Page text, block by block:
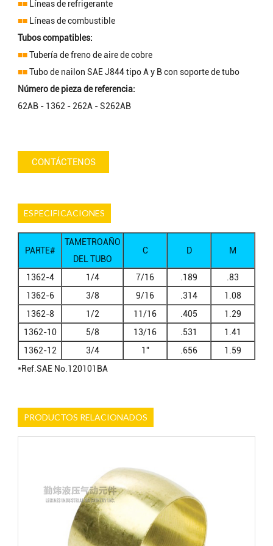
■■ Líneas de refrigerante
■■ Líneas de combustible
Tubos compatibles:
■■Tubería de freno de aire de cobre
■■Tubo de nailon SAE J844 tipo A y B con soporte de tubo
Número de pieza de referencia:
62AB - 1362 - 262A - S262AB
CONTÁCTENOS
ESPECIFICACIONES
PARTE#
TAMETROAÑO
DEL TUBO
C D M
1362-4 1/4 7/16 .189
.83
1362-6
3/8 9/16 .314
1.08
1362-8
1/2 11/16 .405
1.29
1362-10
5/8 13/16 .531
1.41
1362-12
3/4 1" .656
1.59
*Ref.SAE No.120101BA
PRODUCTOS RELACIONADOS